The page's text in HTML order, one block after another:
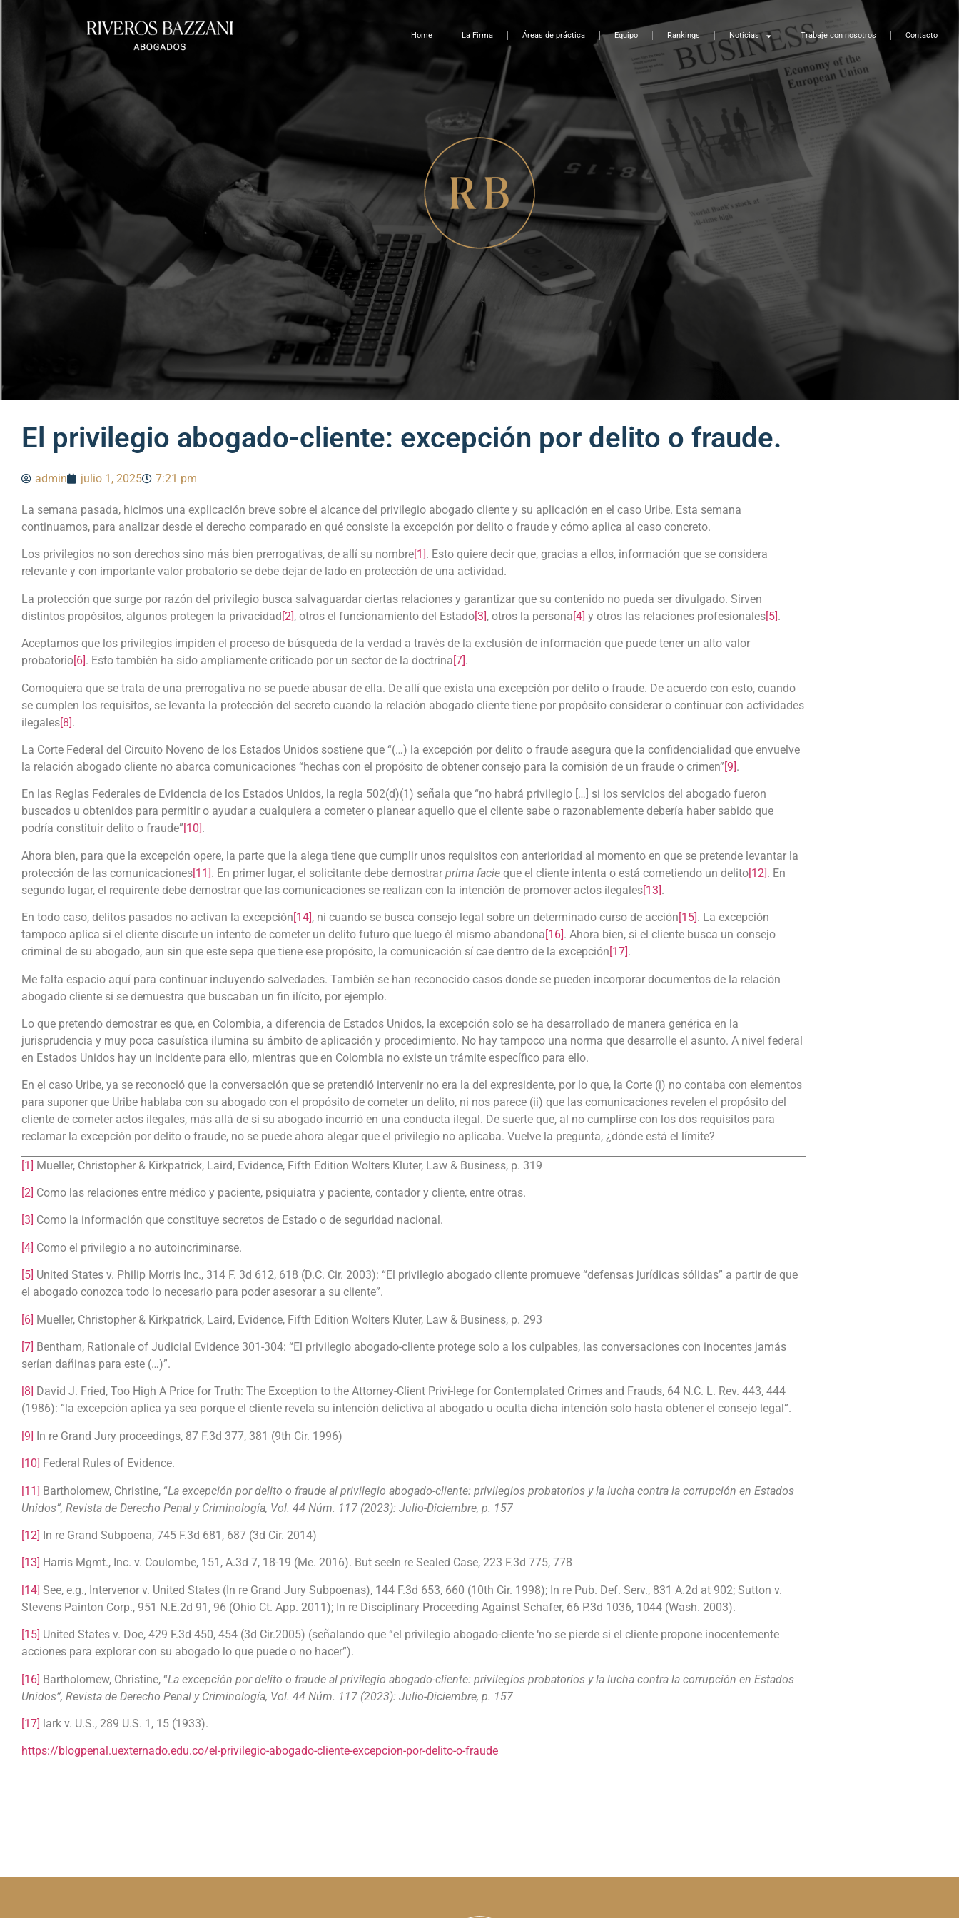
Home La Firma Áreas de práctica Equipo Rankings Noticias Trabaje con nosotros Contacto
El privilegio abogado-cliente: excepción por delito o fraude.
admin julio 1, 2025 7:21 pm
La semana pasada, hicimos una explicación breve sobre el alcance del privilegio abogado cliente y su aplicación en el caso Uribe. Esta semana
continuamos, para analizar desde el derecho comparado en qué consiste la excepción por delito o fraude y cómo aplica al caso concreto.
Los privilegios no son derechos sino más bien prerrogativas, de allí su nombre[1] . Esto quiere decir que, gracias a ellos, información que se considera
relevante y con importante valor probatorio se debe dejar de lado en protección de una actividad.
La protección que surge por razón del privilegio busca salvaguardar ciertas relaciones y garantizar que su contenido no pueda ser divulgado. Sirven
distintos propósitos, algunos protegen la privacidad[2], otros el funcionamiento del Estado[3], otros la persona[4] y otros las relaciones profesionales[5].
Aceptamos que los privilegios impiden el proceso de búsqueda de la verdad a través de la exclusión de información que puede tener un alto valor
probatorio[6] . Esto también ha sido ampliamente criticado por un sector de la doctrina [7] .
Comoquiera que se trata de una prerrogativa no se puede abusar de ella. De allí que exista una excepción por delito o fraude. De acuerdo con esto, cuando
se cumplen los requisitos, se levanta la protección del secreto cuando la relación abogado cliente tiene por propósito considerar o continuar con actividades
ilegales[8].
La Corte Federal del Circuito Noveno de los Estados Unidos sostiene que “(…) la excepción por delito o fraude asegura que la confidencialidad que envuelve
la relación abogado cliente no abarca comunicaciones “hechas con el propósito de obtener consejo para la comisión de un fraude o crimen”[9].
En las Reglas Federales de Evidencia de los Estados Unidos, la regla 502(d)(1) señala que “no habrá privilegio […] si los servicios del abogado fueron
buscados u obtenidos para permitir o ayudar a cualquiera a cometer o planear aquello que el cliente sabe o razonablemente debería haber sabido que
podría constituir delito o fraude” [10] .
Ahora bien, para que la excepción opere, la parte que la alega tiene que cumplir unos requisitos con anterioridad al momento en que se pretende levantar la
protección de las comunicaciones[11]. En primer lugar, el solicitante debe demostrar prima facie que el cliente intenta o está cometiendo un delito[12]. En
segundo lugar, el requirente debe demostrar que las comunicaciones se realizan con la intención de promover actos ilegales[13].
En todo caso, delitos pasados no activan la excepción[14], ni cuando se busca consejo legal sobre un determinado curso de acción[15]. La excepción
tampoco aplica si el cliente discute un intento de cometer un delito futuro que luego él mismo abandona[16]. Ahora bien, si el cliente busca un consejo
criminal de su abogado, aun sin que este sepa que tiene ese propósito, la comunicación sí cae dentro de la excepción[17].
Me falta espacio aquí para continuar incluyendo salvedades. También se han reconocido casos donde se pueden incorporar documentos de la relación
abogado cliente si se demuestra que buscaban un fin ilícito, por ejemplo.
Lo que pretendo demostrar es que, en Colombia, a diferencia de Estados Unidos, la excepción solo se ha desarrollado de manera genérica en la
jurisprudencia y muy poca casuística ilumina su ámbito de aplicación y procedimiento. No hay tampoco una norma que desarrolle el asunto. A nivel federal
en Estados Unidos hay un incidente para ello, mientras que en Colombia no existe un trámite específico para ello.
En el caso Uribe, ya se reconoció que la conversación que se pretendió intervenir no era la del expresidente, por lo que, la Corte (i) no contaba con elementos
para suponer que Uribe hablaba con su abogado con el propósito de cometer un delito, ni nos parece (ii) que las comunicaciones revelen el propósito del
cliente de cometer actos ilegales, más allá de si su abogado incurrió en una conducta ilegal. De suerte que, al no cumplirse con los dos requisitos para
reclamar la excepción por delito o fraude, no se puede ahora alegar que el privilegio no aplicaba. Vuelve la pregunta, ¿dónde está el límite?
[1] Mueller, Christopher & Kirkpatrick, Laird, Evidence, Fifth Edition Wolters Kluter, Law & Business, p. 319
[2] Como las relaciones entre médico y paciente, psiquiatra y paciente, contador y cliente, entre otras.
[3] Como la información que constituye secretos de Estado o de seguridad nacional.
[4] Como el privilegio a no autoincriminarse.
[5] United States v. Philip Morris Inc., 314 F. 3d 612, 618 (D.C. Cir. 2003): “El privilegio abogado cliente promueve “defensas jurídicas sólidas” a partir de que
el abogado conozca todo lo necesario para poder asesorar a su cliente”.
[6] Mueller, Christopher & Kirkpatrick, Laird, Evidence, Fifth Edition Wolters Kluter, Law & Business, p. 293
[7] Bentham, Rationale of Judicial Evidence 301-304: “El privilegio abogado-cliente protege solo a los culpables, las conversaciones con inocentes jamás
serían dañinas para este (…)”.
[8] David J. Fried, Too High A Price for Truth: The Exception to the Attorney-Client Privi-lege for Contemplated Crimes and Frauds, 64 N.C. L. Rev. 443, 444
(1986): “la excepción aplica ya sea porque el cliente revela su intención delictiva al abogado u oculta dicha intención solo hasta obtener el consejo legal”.
[9] In re Grand Jury proceedings, 87 F.3d 377, 381 (9th Cir. 1996)
[10] Federal Rules of Evidence.
[11] Bartholomew, Christine, “La excepción por delito o fraude al privilegio abogado-cliente: privilegios probatorios y la lucha contra la corrupción en Estados
Unidos”, Revista de Derecho Penal y Criminología, Vol. 44 Núm. 117 (2023): Julio-Diciembre, p. 157
[12] In re Grand Subpoena, 745 F.3d 681, 687 (3d Cir. 2014)
[13] Harris Mgmt., Inc. v. Coulombe, 151, A.3d 7, 18-19 (Me. 2016). But seeIn re Sealed Case, 223 F.3d 775, 778
[14] See, e.g., Intervenor v. United States (In re Grand Jury Subpoenas), 144 F.3d 653, 660 (10th Cir. 1998); In re Pub. Def. Serv., 831 A.2d at 902; Sutton v.
Stevens Painton Corp., 951 N.E.2d 91, 96 (Ohio Ct. App. 2011); In re Disciplinary Proceeding Against Schafer, 66 P.3d 1036, 1044 (Wash. 2003).
[15] United States v. Doe, 429 F.3d 450, 454 (3d Cir.2005) (señalando que “el privilegio abogado-cliente ‘no se pierde si el cliente propone inocentemente
acciones para explorar con su abogado lo que puede o no hacer”).
[16] Bartholomew, Christine, “La excepción por delito o fraude al privilegio abogado-cliente: privilegios probatorios y la lucha contra la corrupción en Estados
Unidos”, Revista de Derecho Penal y Criminología, Vol. 44 Núm. 117 (2023): Julio-Diciembre, p. 157
[17] lark v. U.S., 289 U.S. 1, 15 (1933).
https://blogpenal.uexternado.edu.co/el-privilegio-abogado-cliente-excepcion-por-delito-o-fraude